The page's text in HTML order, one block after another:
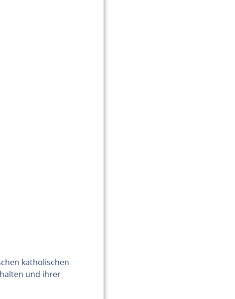
katholischen
und ihrer